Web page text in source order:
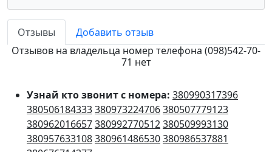
Отзывы
Добавить отзыв
Отзывов на владельца номер телефона (098)542-70-
71 нет
Узнай кто звонит с номера: 380990317396
380506184333380973224706380507779123
380962016657380992770512380509993130
380957633108380961486530380986537881